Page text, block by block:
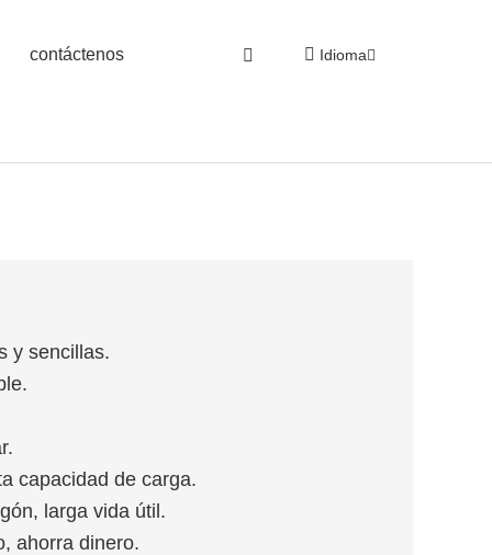
contáctenos Idioma
y sencillas.
capacidad de carga.
larga vida útil.
ahorra dinero.